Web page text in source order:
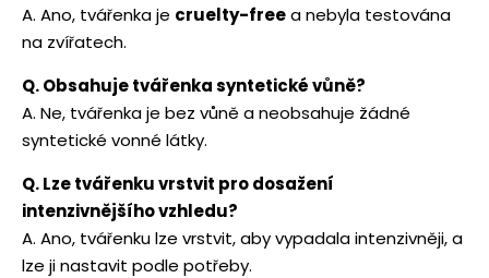
A. Ano, tvářenka je cruelty-freea nebyla testována
na zvířatech.
Q. Obsahuje tvářenka syntetické vůně?
A. Ne, tvářenka je bez vůně a neobsahuje žádné
syntetické vonné látky.
Q. Lze tvářenku vrstvit pro dosažení
intenzivnějšího vzhledu?
A. Ano, tvářenku lze vrstvit, aby vypadala intenzivněji, a
lze ji nastavit podle potřeby.